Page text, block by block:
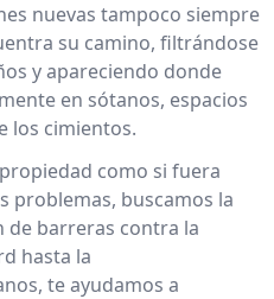
nuevas tampoco siempre
su camino, filtrándose
y apareciendo donde
en sótanos, espacios
los cimientos.
como si fuera
problemas, buscamos la
de barreras contra la
hasta la
te ayudamos a